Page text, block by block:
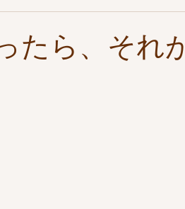
たら、それ